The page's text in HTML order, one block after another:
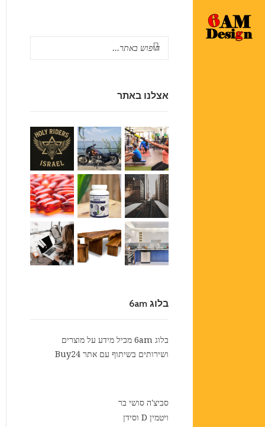
אצלנו באתר
בלוג 6am
בלוג 6am מכיל מידע על מוצרים
ושירותים בשיתוף עם אתר Buy24
סביצ'ה סושי בר
ויטמין D וסידן